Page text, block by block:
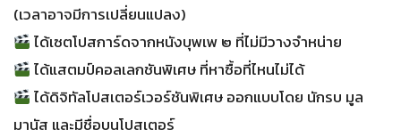
(เวลาอาจมีการเปลี่ยนแปลง)
ได้เซตโปสการ์ดจากหนังบุพเพ ๒ ที่ไม่มีวางจำหน่าย
ได้แสตมป์คอลเลกชันพิเศษ ที่หาซื้อที่ไหนไม่ได้
ได้ดิจิทัลโปสเตอร์เวอร์ชันพิเศษ ออกแบบโดย นักรบ มูล
มานัส และมีชื่อบนโปสเตอร์